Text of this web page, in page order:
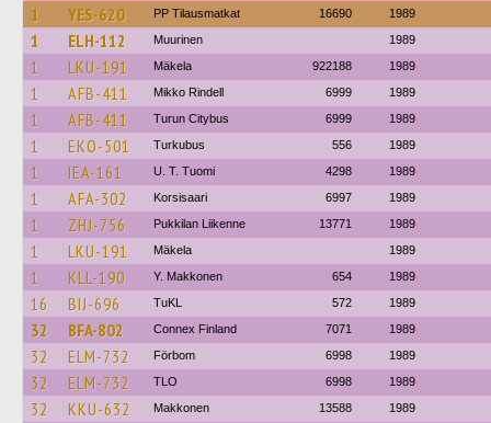
1 YES-620 PP Tilausmatkat 16690 1989
1 ELH-112 Muurinen 1989
1 LKU-191 Mäkela 922188 1989
1 AFB-411 Mikko Rindell 6999 1989
1 AFB-411 Turun Citybus 6999 1989
1 EKO-501 Turkubus 556 1989
1 IEA-161 U. T. Tuomi 4298 1989
1 AFA-302 Korsisaari 6997 1989
1 ZHJ-756 Pukkilan Liikenne 13771 1989
1 LKU-191 Mäkela 1989
1 KLL-190 Y. Makkonen 654 1989
16 BIJ-696 TuKL 572 1989
32 BFA-802 Connex Finland 7071 1989
32 ELM-732 Förbom 6998 1989
32 ELM-732 TLO 6998 1989
32 KKU-632 Makkonen 13588 1989